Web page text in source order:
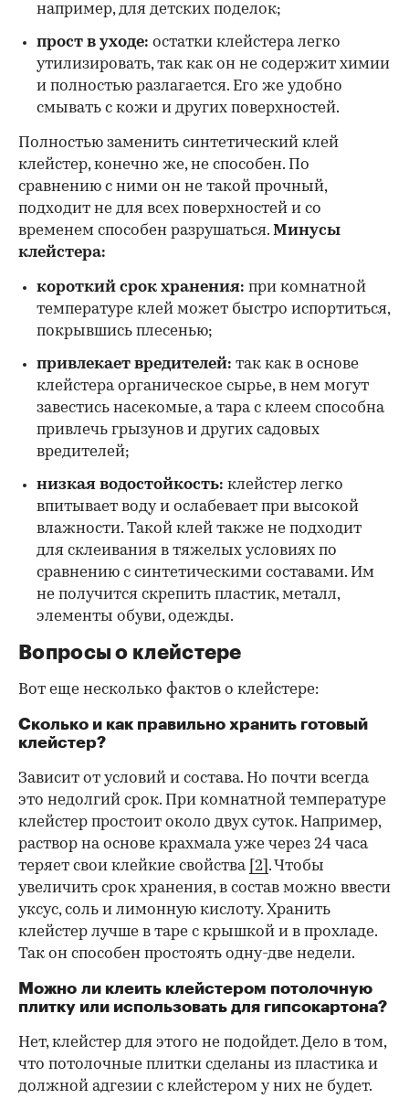
например, для детских поделок;
прост в уходе: остатки клейстера легко
утилизировать, так как он не содержит химии
и полностью разлагается. Его же удобно
смывать с кожи и других поверхностей.
Полностью заменить синтетический клей
клейстер, конечно же, не способен. По
сравнению с ними он не такой прочный,
подходит не для всех поверхностей и со
временем способен разрушаться. Минусы
клейстера:
короткий срок хранения: при комнатной
температуре клей может быстро испортиться,
покрывшись плесенью;
привлекает вредителей: так как в основе
клейстера органическое сырье, в нем могут
завестись насекомые, а тара с клеем способна
привлечь грызунов и других садовых
вредителей;
низкая водостойкость: клейстер легко
впитывает воду и ослабевает при высокой
влажности. Такой клей также не подходит
для склеивания в тяжелых условиях по
сравнению с синтетическими составами. Им
не получится скрепить пластик, металл,
элементы обуви, одежды.
Вопросы о клейстере
Вот еще несколько фактов о клейстере:
Сколько и как правильно хранить готовый
клейстер?
Зависит от условий и состава. Но почти всегда
это недолгий срок. При комнатной температуре
клейстер простоит около двух суток. Например,
раствор на основе крахмала уже через 24 часа
теряет свои клейкие свойства [2] . Чтобы
увеличить срок хранения, в состав можно ввести
уксус, соль и лимонную кислоту. Хранить
клейстер лучше в таре с крышкой и в прохладе.
Так он способен простоять одну-две недели.
Можно ли клеить клейстером потолочную
плитку или использовать для гипсокартона?
Нет, клейстер для этого не подойдет. Дело в том,
что потолочные плитки сделаны из пластика и
должной адгезии с клейстером у них не будет.